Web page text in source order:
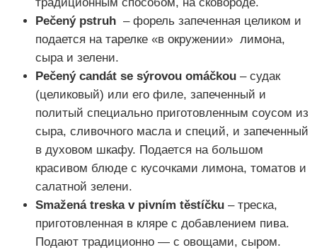
Pečený pstruh – форель запеченная целиком и
подается на тарелке «в окружении» лимона,
сыра и зелени.
Pečený candát se sýrovou omáčkou – судак
(целиковый) или его филе, запеченный и
политый специально приготовленным соусом из
сыра, сливочного масла и специй, и запеченный
в духовом шкафу. Подается на большом
красивом блюде с кусочками лимона, томатов и
салатной зелени.
Smažená treska v pivním těstíčku – треска,
приготовленная в кляре с добавлением пива.
Подают традиционно — с овощами, сыром.